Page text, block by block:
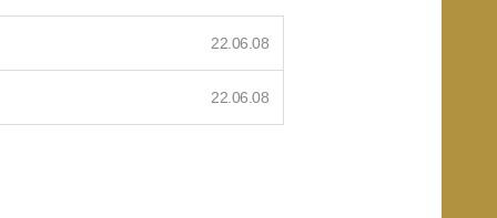
22.06.08
22.06.08